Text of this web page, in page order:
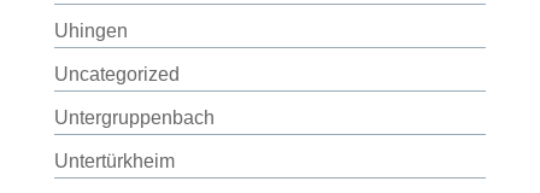
Uhingen
Uncategorized
Untergruppenbach
Untertürkheim